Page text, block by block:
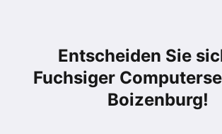
Entscheiden Sie
Fuchsiger
Boizenburg!